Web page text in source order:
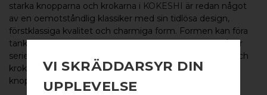
starka knopparna och krokarna i KOKESHI
är redan något
av en oemotståndlig klassiker med sin tidlösa design,
förstklassiga kvalitet och charmiga form. Formen kan föra
tankarna till de japanska Kokeshi-dockor av trä som lånar
serien dess namn. Serien
omfattar knoppar och
krokar i flera varianter och kombinationer, från fina små
knoppar till längre krokar samt som
VI SKRÄDDARSYR DIN
UPPLEVELSE